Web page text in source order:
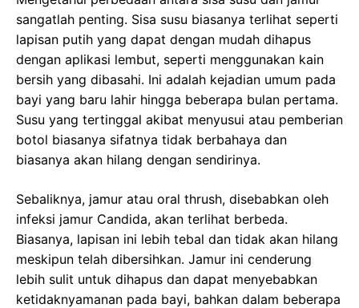
sangatlah penting. Sisa susu biasanya terlihat seperti
lapisan putih yang dapat dengan mudah dihapus
dengan aplikasi lembut, seperti menggunakan kain
bersih yang dibasahi. Ini adalah kejadian umum pada
bayi yang baru lahir hingga beberapa bulan pertama.
Susu yang tertinggal akibat menyusui atau pemberian
botol biasanya sifatnya tidak berbahaya dan
biasanya akan hilang dengan sendirinya.
Sebaliknya, jamur atau oral thrush, disebabkan oleh
infeksi jamur Candida, akan terlihat berbeda.
Biasanya, lapisan ini lebih tebal dan tidak akan hilang
meskipun telah dibersihkan. Jamur ini cenderung
lebih sulit untuk dihapus dan dapat menyebabkan
ketidaknyamanan pada bayi, bahkan dalam beberapa